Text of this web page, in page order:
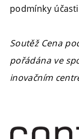
podmínky
Soutěž Cena
pořádána ve
inovačním